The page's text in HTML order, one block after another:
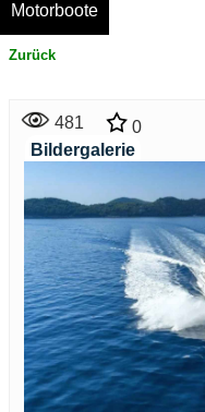
Motorboote
Zurück
481 0
Bildergalerie